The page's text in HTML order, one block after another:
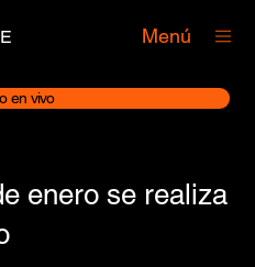
en vivo
Menú
enero se realiza